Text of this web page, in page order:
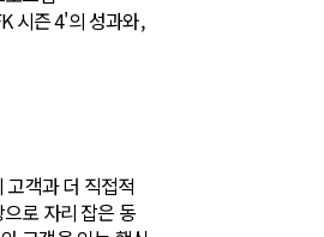
시즌 4'의 성과와,
객과 더 직접적
로 자리 잡은 동